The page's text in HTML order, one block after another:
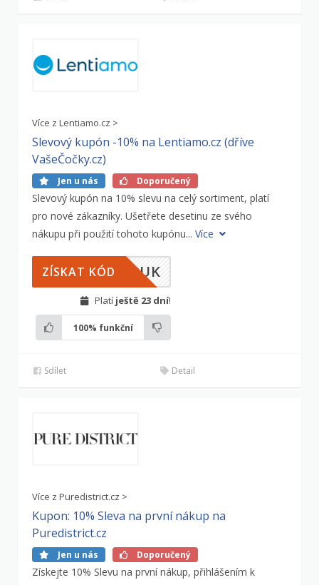
Více z Lentiamo.cz >
Slevový kupón -10% na Lentiamo.cz (dříve
VašeČočky.cz)
Jen u nás Doporučený
Slevový kupón na 10% slevu na celý sortiment, platí
pro nové zákazníky. Ušetřete desetinu ze svého
nákupu při použití tohoto kupónu... Více
FPUK
ZÍSKAT KÓD
Platí ještě 23 dní!
100% funkční
Sdílet Detail
Více z Puredistrict.cz >
Kupon: 10% Sleva na první nákup na
Puredistrict.cz
Jen u nás Doporučený
Získejte 10% Slevu na první nákup, přihlášením k